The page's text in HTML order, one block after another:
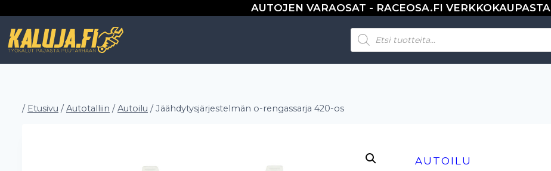
AUTOJEN VARAOSAT - RACEOSA.FI VERKKOKAUPASTA
Products
search
/ Etusivu / Autotalliin / Autoilu / Jäähdytysjärjestelmän o-rengassarja 420-os
AUTOILU